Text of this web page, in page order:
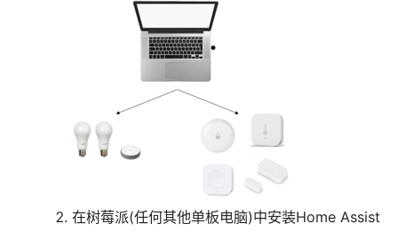
在树莓派(任何其他单板电脑)中安装Home Assist